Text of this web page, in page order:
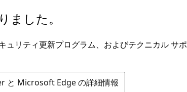
した。
リティ更新プログラム、およびテクニカル サポ
と Microsoft Edge の詳細情報